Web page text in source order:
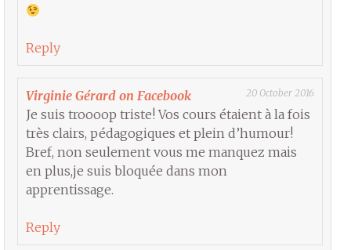
Reply
Virginie Gérard on Facebook 20 October 2016
Je suis troooop triste! Vos cours étaient à la fois
très clairs, pédagogiques et plein d’humour!
Bref, non seulement vous me manquez mais
en plus,je suis bloquée dans mon
apprentissage.
Reply